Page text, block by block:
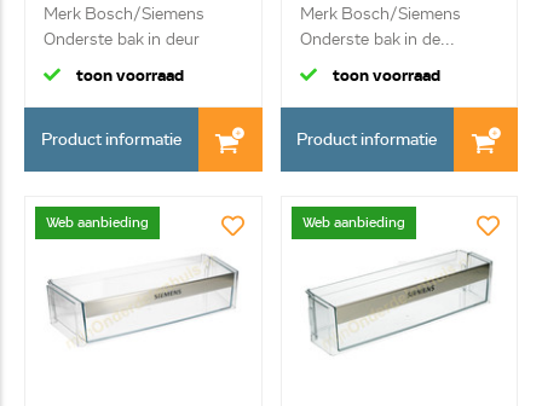
Merk Bosch/Siemens
Onderste bak in deur
toon voorraad
Product informatie
Merk Bosch/Siemens
Onderste bak in de...
toon voorraad
Product informatie
Web aanbieding Web aanbieding